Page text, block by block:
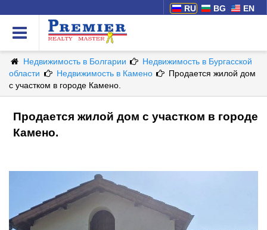
RU BG EN
Недвижимость в Болгарии
Недвижимость в Бургасской
области
Недвижимость в Камено
Продается жилой дом
с участком в городе Камено.
Продается жилой дом с участком в городе
Камено.